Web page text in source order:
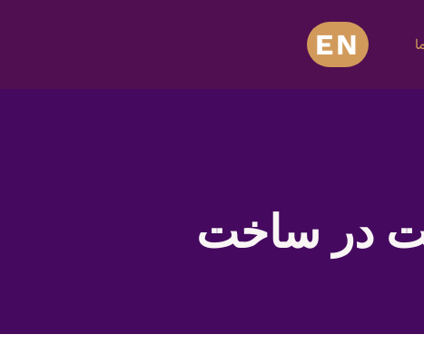
EN
در ساخت